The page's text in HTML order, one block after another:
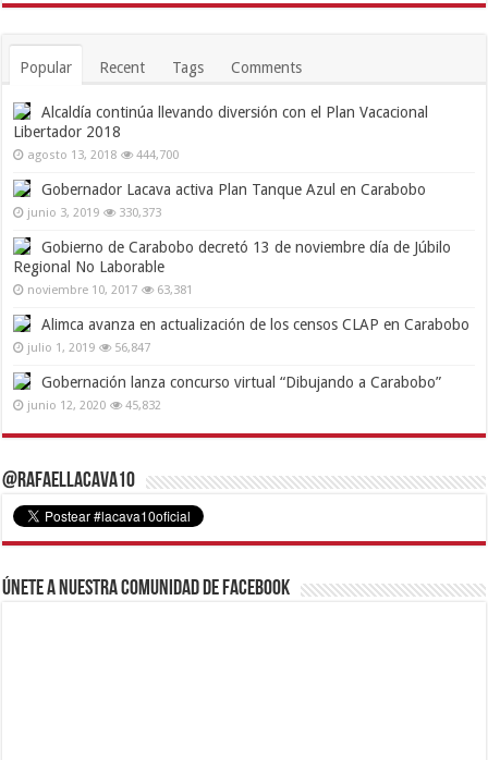
Popular Recent Tags Comments
Alcaldía continúa llevando diversión con el Plan Vacacional
Libertador 2018
agosto 13, 2018 444,700
Gobernador Lacava activa Plan Tanque Azul en Carabobo
junio 3, 2019 330,373
Gobierno de Carabobo decretó 13 de noviembre día de Júbilo
Regional No Laborable
noviembre 10, 2017 63,381
Alimca avanza en actualización de los censos CLAP en Carabobo
julio 1, 2019 56,847
Gobernación lanza concurso virtual “Dibujando a Carabobo”
junio 12, 2020 45,832
@RafaelLacava10
Únete a nuestra comunidad de Facebook